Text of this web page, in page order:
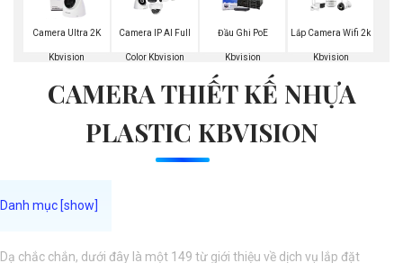
Kbvision Kbvision
Camera Ultra 2K
Kbvision
Camera IP AI Full
Color Kbvision
Đầu Ghi PoE
Kbvision
Lắp Camera Wifi 2k
Kbvision
CAMERA THIẾT KẾ NHỰA
PLASTIC KBVISION
Dạ chắc chắn, dưới đây là một 149 từ giới thiệu về dịch vụ lắp đặt